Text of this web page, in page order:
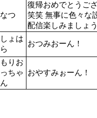
なつ
復帰おめでとうご
笑笑 無事に色々な
配信楽しみましょ
しょは
ら
おつみおーん！
もりお
っちゃ
ん
おやすみぉーん！